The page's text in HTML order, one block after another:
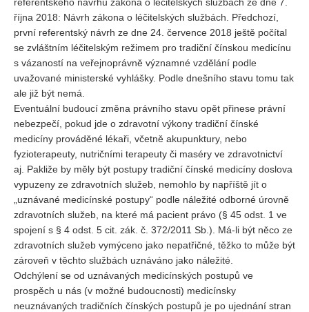
října 2018: Návrh zákona o léčitelských službách. Předchozí,
první referentský návrh ze dne 24. července 2018 ještě počítal
se zvláštním léčitelským režimem pro tradiční čínskou medicínu
s vázaností na veřejnoprávně významné vzdělání podle
uvažované ministerské vyhlášky. Podle dnešního stavu tomu tak
ale již být nemá.
Eventuální budoucí změna právního stavu opět přinese právní
nebezpečí, pokud jde o zdravotní výkony tradiční čínské
medicíny prováděné lékaři, včetně akupunktury, nebo
fyzioterapeuty, nutričními terapeuty či maséry ve zdravotnictví
aj. Pakliže by měly být postupy tradiční čínské medicíny doslova
vypuzeny ze zdravotních služeb, nemohlo by napříště jít o
„uznávané medicínské postupy“ podle náležité odborné úrovně
zdravotních služeb, na které má pacient právo (§ 45 odst. 1 ve
spojení s § 4 odst. 5 cit. zák. č. 372/2011 Sb.). Má-li být něco ze
zdravotních služeb vymýceno jako nepatřičné, těžko to může být
zároveň v těchto službách uznáváno jako náležité.
Odchýlení se od uznávaných medicínských postupů ve
prospěch u nás (v možné budoucnosti) medicínsky
neuznávaných tradičních čínských postupů je po ujednání stran